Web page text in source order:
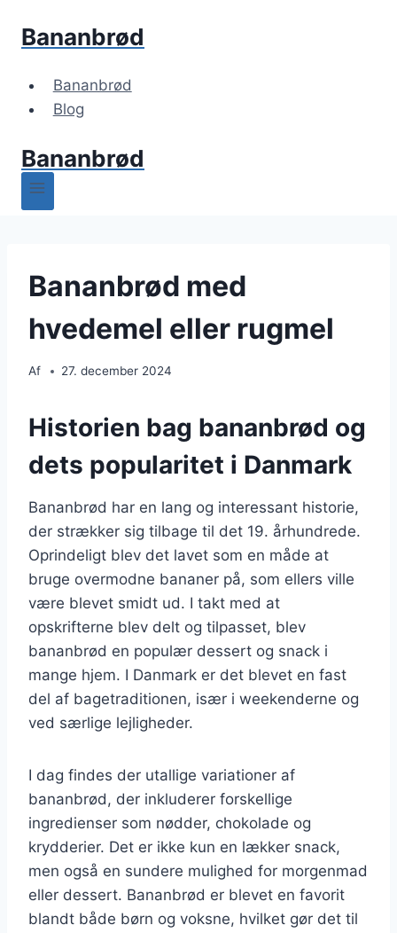
Bananbrød
Bananbrød
Blog
Bananbrød
Bananbrød med
hvedemel eller rugmel
Af 27. december 2024
Historien bag bananbrød og
dets popularitet i Danmark
Bananbrød har en lang og interessant historie,
der strækker sig tilbage til det 19. århundrede.
Oprindeligt blev det lavet som en måde at
bruge overmodne bananer på, som ellers ville
være blevet smidt ud. I takt med at
opskrifterne blev delt og tilpasset, blev
bananbrød en populær dessert og snack i
mange hjem. I Danmark er det blevet en fast
del af bagetraditionen, især i weekenderne og
ved særlige lejligheder.
I dag findes der utallige variationer af
bananbrød, der inkluderer forskellige
ingredienser som nødder, chokolade og
krydderier. Det er ikke kun en lækker snack,
men også en sundere mulighed for morgenmad
eller dessert. Bananbrød er blevet en favorit
blandt både børn og voksne, hvilket gør det til